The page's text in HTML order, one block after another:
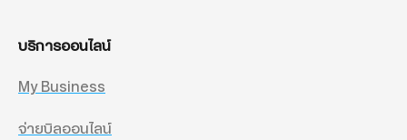
บริการออนไลน์
My Business
จ่ายบิลออนไลน์